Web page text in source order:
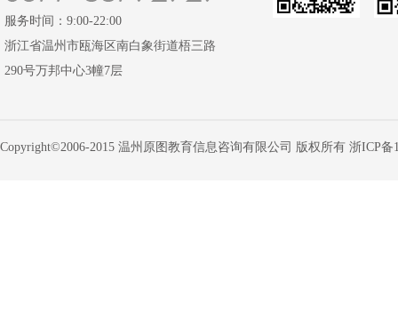
服务时间：9:00-22:00
浙江省温州市瓯海区南白象街道梧三路
290号万邦中心3幢7层
Copyright©2006-2015 温州原图教育信息咨询有限公司 版权所有 浙ICP备